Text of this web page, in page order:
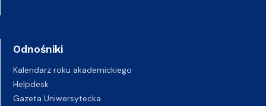
Odnośniki
Kalendarz roku akademickiego
Helpdesk
Gazeta Uniwersytecka